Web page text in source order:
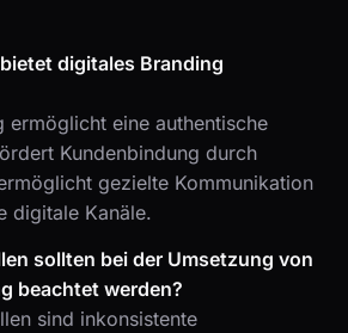
digitales Branding
ermöglicht eine authentische
Kundenbindung durch
gezielte Kommunikation
digitale Kanäle.
sollten bei der Umsetzung von
beachtet werden?
sind inkonsistente